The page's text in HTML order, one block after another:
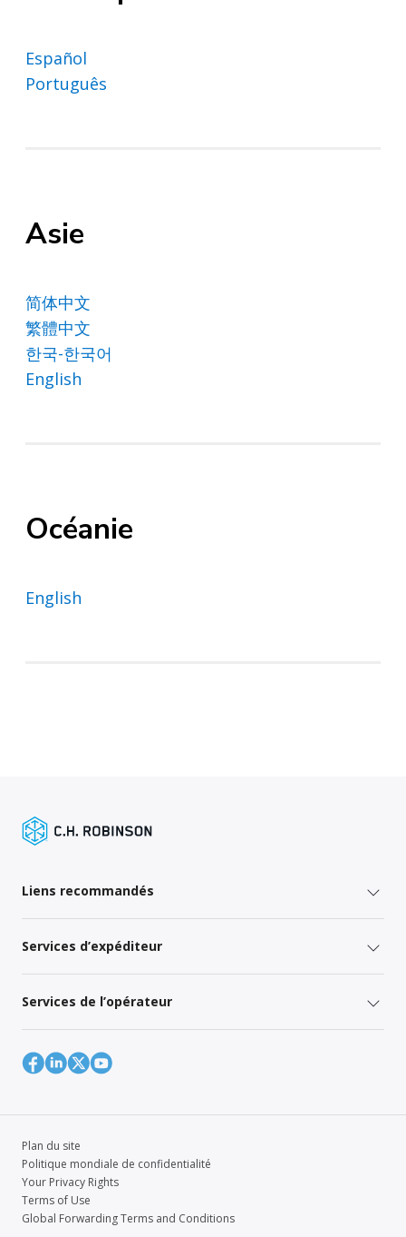
Español
Português
Asie
简体中文
繁體中文
한국-한국어
English
Océanie
English
Liens recommandés
Services d’expéditeur
Services de l’opérateur
Plan du site
Politique mondiale de confidentialité
Your Privacy Rights
Terms of Use
Global Forwarding Terms and Conditions